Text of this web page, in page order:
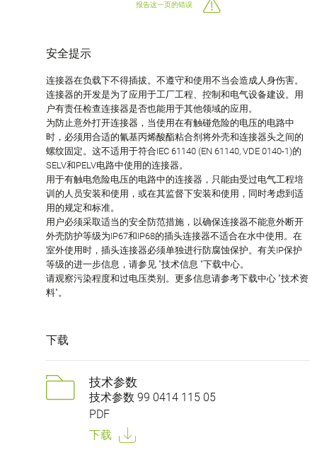
报告这一页的错误
安全提示
连接器在负载下不得插拔。不遵守和使用不当会造成人身伤害。
连接器的开发是为了应用于工厂工程、控制和电气设备建设。用
户有责任检查连接器是否也能用于其他领域的应用。
为防止意外打开连接器，当使用在有触碰危险的电压的电路中
时，必须用合适的氰基丙烯酸酯粘合剂将外壳和连接器头之间的
螺纹固定。这不适用于符合IEC 61140 (EN 61140, VDE 0140-1)的
SELV和PELV电路中使用的连接器。
用于有触电危险电压的电路中的连接器，只能由受过电气工程培
训的人员安装和使用，或在其监督下安装和使用，同时考虑到适
用的规定和标准。
用户必须采取适当的安全防范措施，以确保连接器不能意外断开
外壳防护等级为IP67和IP68的插头连接器不适合在水中使用。在
室外使用时，插头连接器必须单独进行防腐蚀保护。有关IP保护
等级的进一步信息，请参见 "技术信息 "下载中心。
请观察污染程度和过电压类别。更多信息请参考下载中心 "技术资
料"。
下载
技术参数
技术参数 99 0414 115 05
PDF
下载